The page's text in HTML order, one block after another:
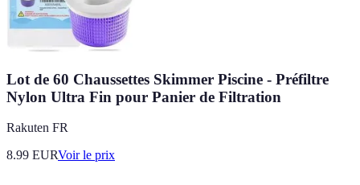
Lot de 60 Chaussettes Skimmer Piscine - Préfiltre
Nylon Ultra Fin pour Panier de Filtration
Rakuten FR
8.99 EURVoir le prix